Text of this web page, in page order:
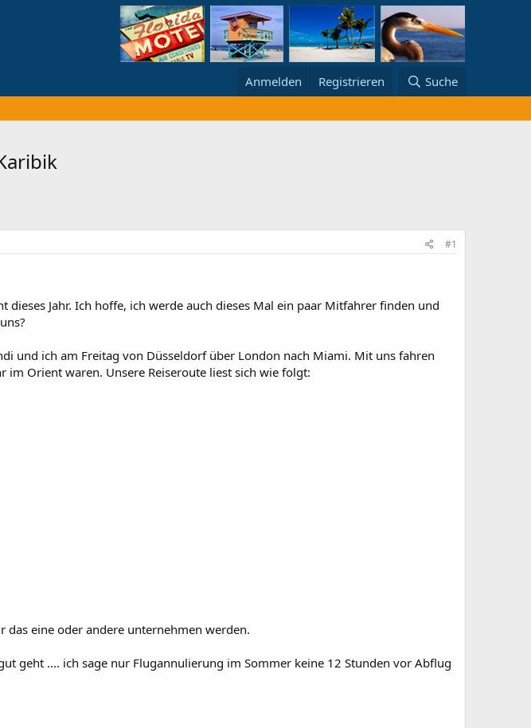
Anmelden Registrieren Suche
#1
dieses Jahr. Ich hoffe, ich werde auch dieses Mal ein paar Mitfahrer finden und
und ich am Freitag von Düsseldorf über London nach Miami. Mit uns fahren
im Orient waren. Unsere Reiseroute liest sich wie folgt:
das eine oder andere unternehmen werden.
geht .... ich sage nur Flugannulierung im Sommer keine 12 Stunden vor Abflug